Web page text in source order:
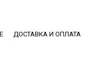
ДОСТАВКА И ОПЛАТА